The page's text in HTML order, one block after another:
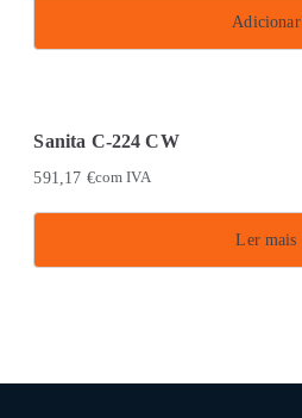
Adicionar
Sanita C-224 CW
591,17 €com IVA
Ler mais